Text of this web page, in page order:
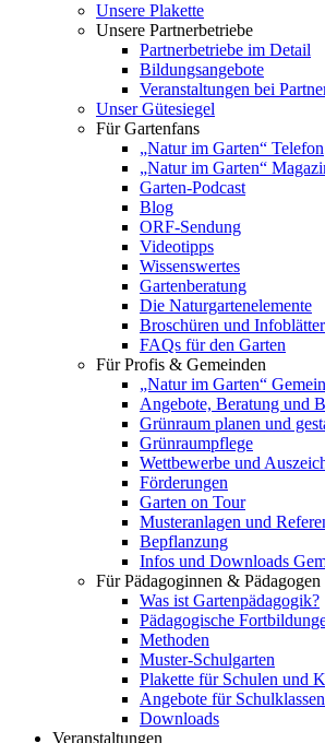
Unsere Plakette
Unsere Partnerbetriebe
Partnerbetriebe im Detail
Bildungsangebote
Veranstaltungen bei
Unser Gütesiegel
Für Gartenfans
„Natur im Garten“ Telefon
„Natur im Garten“
Garten-Podcast
Blog
ORF-Sendung
Videotipps
Wissenswertes
Gartenberatung
Die Naturgartenelemente
Broschüren und Infoblätter
FAQs für den Garten
Für Profis & Gemeinden
„Natur im Garten“
Angebote, Beratung und
Grünraum planen und
Grünraumpflege
Wettbewerbe und
Förderungen
Garten on Tour
Musteranlagen und
Bepflanzung
Infos und Downloads
Für Pädagoginnen & Pädagogen
Was ist Gartenpädagogik?
Pädagogische
Methoden
Muster-Schulgarten
Plakette für Schulen und
Angebote für
Downloads
Veranstaltungen